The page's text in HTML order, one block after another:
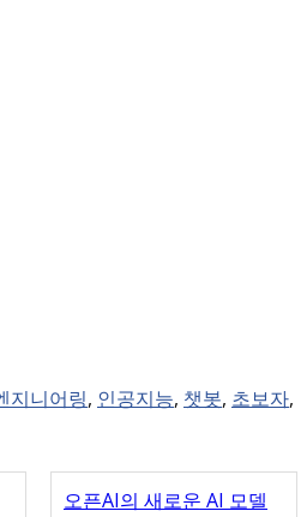
지니어링, 인공지능, 챗봇, 초보자,
오픈AI의 새로운 AI 모델